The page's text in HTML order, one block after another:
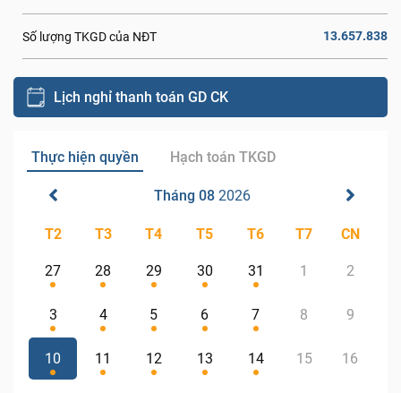
Số lượng TKGD của NĐT 13.657.838
Lịch nghỉ thanh toán GD CK
Thực hiện quyền Hạch toán TKGD
Tháng 08 2026
T2 T3 T4 T5 T6 T7 CN
27 28 29 30 31 1 2
3 4 5 6 7 8 9
10 11 12 13 14 15 16